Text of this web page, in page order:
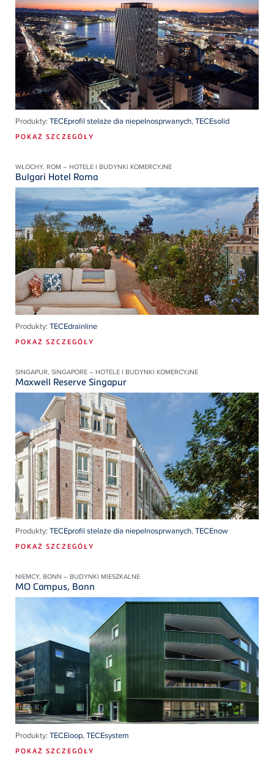
Produkty: TECEprofil stelaże dia niepelnosprwanych,TECEsolid
POKAŻ SZCZEGÓŁY
WŁOCHY, ROM – HOTELE I BUDYNKI KOMERCYJNE
Bulgari Hotel Roma
Produkty: TECEdrainline
POKAŻ SZCZEGÓŁY
SINGAPUR, SINGAPORE – HOTELE I BUDYNKI KOMERCYJNE
Maxwell Reserve Singapur
Produkty: TECEprofil stelaże dia niepelnosprwanych,TECEnow
POKAŻ SZCZEGÓŁY
NIEMCY, BONN – BUDYNKI MIESZKALNE
MO Campus, Bonn
Produkty: TECEloop,TECEsystem
POKAŻ SZCZEGÓŁY